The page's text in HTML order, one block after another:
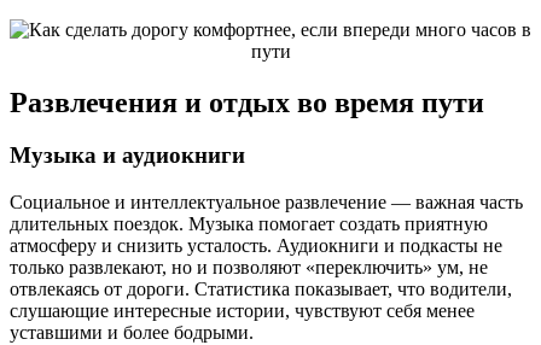
Развлечения и отдых во время пути
Музыка и аудиокниги
Социальное и интеллектуальное развлечение — важная часть
длительных поездок. Музыка помогает создать приятную
атмосферу и снизить усталость. Аудиокниги и подкасты не
только развлекают, но и позволяют «переключить» ум, не
отвлекаясь от дороги. Статистика показывает, что водители,
слушающие интересные истории, чувствуют себя менее
уставшими и более бодрыми.